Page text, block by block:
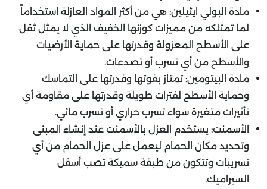
مادة البولي ايثيلين: هي من أكثر المواد العازلة استخداماً
لما تمتلكه من مميزات كوزنها الخفيف الذي لا يمثل ثقل
على الأسطح المعزولة وقدرتها على حماية الأرضيات
والأسطح من أي تسرب أو تصدعات.
مادة البيتومين: تمتاز بقوتها وقدرتها على التماسك
وحماية الأسطح لفترات طويلة وقدرتها على مقاومة أي
تأثيرات متغيرة سواء تسرب حراري أو تسرب مائي.
الأسمنت: يستخدم العزل بالأسمنت عند إنشاء المبنى
وتحديد مكان الحمام ليعمل على عزل الحمام من أي
تسريبات وتتكون من طبقة سميكة تصب أسفل
السيراميك.